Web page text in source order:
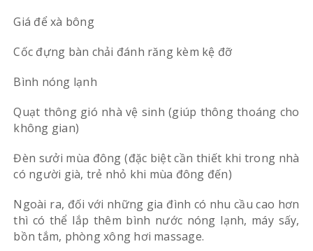
Giá để xà bông
Cốc đựng bàn chải đánh răng kèm kệ đỡ
Bình nóng lạnh
Quạt thông gió nhà vệ sinh (giúp thông thoáng cho
không gian)
Đèn sưởi mùa đông (đặc biệt cần thiết khi trong nhà
có người già, trẻ nhỏ khi mùa đông đến)
Ngoài ra, đối với những gia đình có nhu cầu cao hơn
thì có thể lắp thêm bình nước nóng lạnh, máy sấy,
bồn tắm, phòng xông hơi massage.